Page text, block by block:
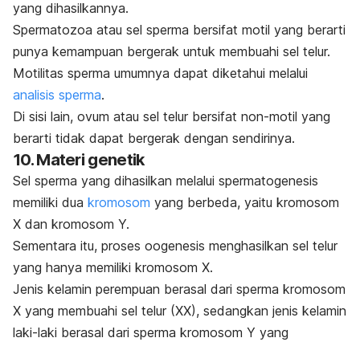
yang dihasilkannya.
Spermatozoa atau sel sperma bersifat motil yang berarti
punya kemampuan bergerak untuk membuahi sel telur.
Motilitas sperma umumnya dapat diketahui melalui
analisis sperma.
Di sisi lain, ovum atau sel telur bersifat non-motil yang
berarti tidak dapat bergerak dengan sendirinya.
10. Materi genetik
Sel sperma yang dihasilkan melalui spermatogenesis
memiliki dua kromosom yang berbeda, yaitu kromosom
X dan kromosom Y.
Sementara itu, proses oogenesis menghasilkan sel telur
yang hanya memiliki kromosom X.
Jenis kelamin perempuan berasal dari sperma kromosom
X yang membuahi sel telur (XX), sedangkan jenis kelamin
laki-laki berasal dari sperma kromosom Y yang